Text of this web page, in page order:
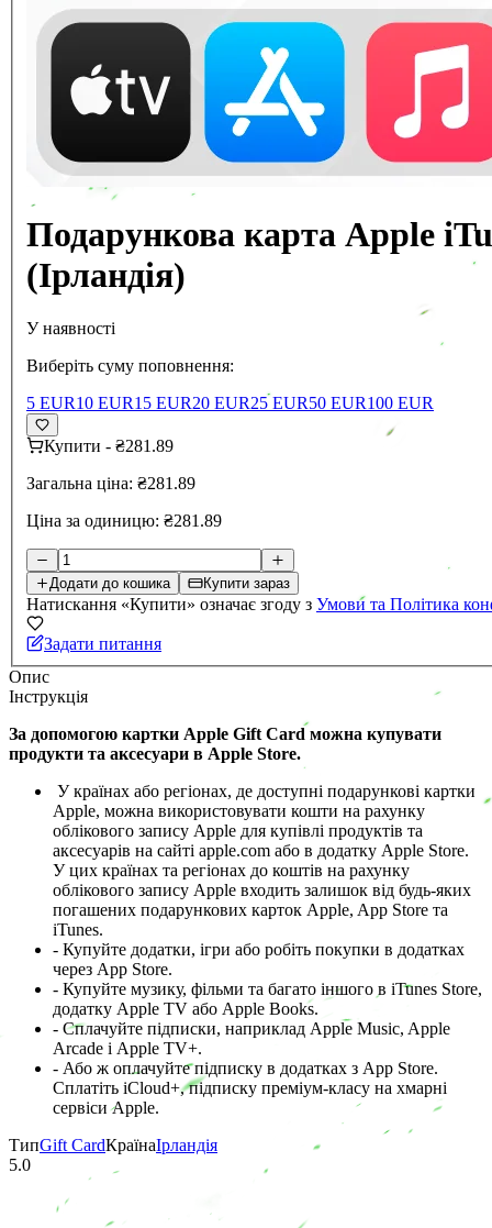
Подарункова карта Apple
(Ірландія)
У наявності
Виберіть суму поповнення:
5 EUR10 EUR15 EUR20 EUR25 EUR50 EUR100 EUR
Купити - ₴281.89
Загальна ціна: ₴281.89
Ціна за одиницю: ₴281.89
Додати до кошика Купити зараз
Натискання «Купити» означає згоду з Умови та Політика
Задати питання
Опис
Інструкція
За допомогою картки Apple Gift Card можна купувати
продукти та аксесуари в Apple Store.
У країнах або регіонах, де доступні подарункові картки
Apple, можна використовувати кошти на рахунку
облікового запису Apple для купівлі продуктів та
аксесуарів на сайті apple.com або в додатку Apple Store.
У цих країнах та регіонах до коштів на рахунку
облікового запису Apple входить залишок від будь-яких
погашених подарункових карток Apple, App Store та
iTunes.
- Купуйте додатки, ігри або робіть покупки в додатках
через App Store.
- Купуйте музику, фільми та багато іншого в iTunes Store,
додатку Apple TV або Apple Books.
- Сплачуйте підписки, наприклад Apple Music, Apple
Arcade і Apple TV+.
- Або ж оплачуйте підписку в додатках з App Store.
Сплатіть iCloud+, підписку преміум-класу на хмарні
сервіси Apple.
ТипGift CardКраїнаІрландія
5.0